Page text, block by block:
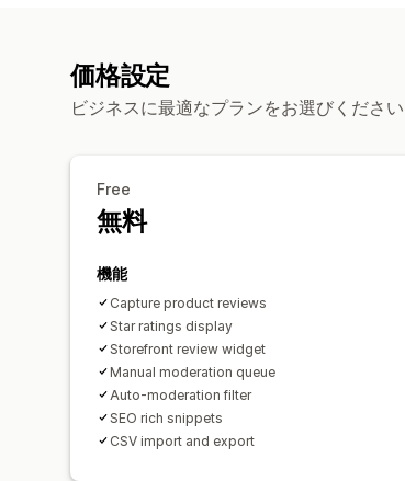
価格設定
ビジネスに最適なプランをお選びください
Free
無料
機能
Capture product reviews
Star ratings display
Storefront review widget
Manual moderation queue
Auto-moderation filter
SEO rich snippets
CSV import and export